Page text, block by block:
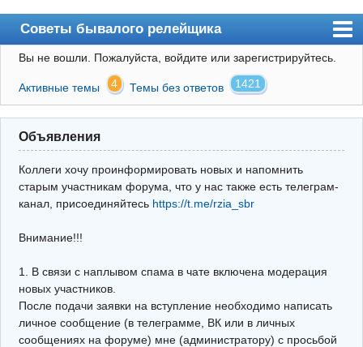
Советы бывалого релейщика
Форум
Правила
Поиск
Регистрация
Архив
Почта
Поиск релейщика
Видео РЗиА
Фотохостинг
Вы не вошли. Пожалуйста, войдите или зарегистрируйтесь.
Активные темы 4 Темы без ответов 1421
Объявления
Коллеги хочу проинформировать новых и напомнить
старым участникам форума, что у нас также есть телеграм-
канал, присоединяйтесь https://t.me/rzia_sbr
Внимание!!!
1. В связи с наплывом спама в чате включена модерация
новых участников.
После подачи заявки на вступление необходимо написать
личное сообщение (в телеграмме, ВК или в личных
сообщениях на форуме) мне (администратору) с просьбой